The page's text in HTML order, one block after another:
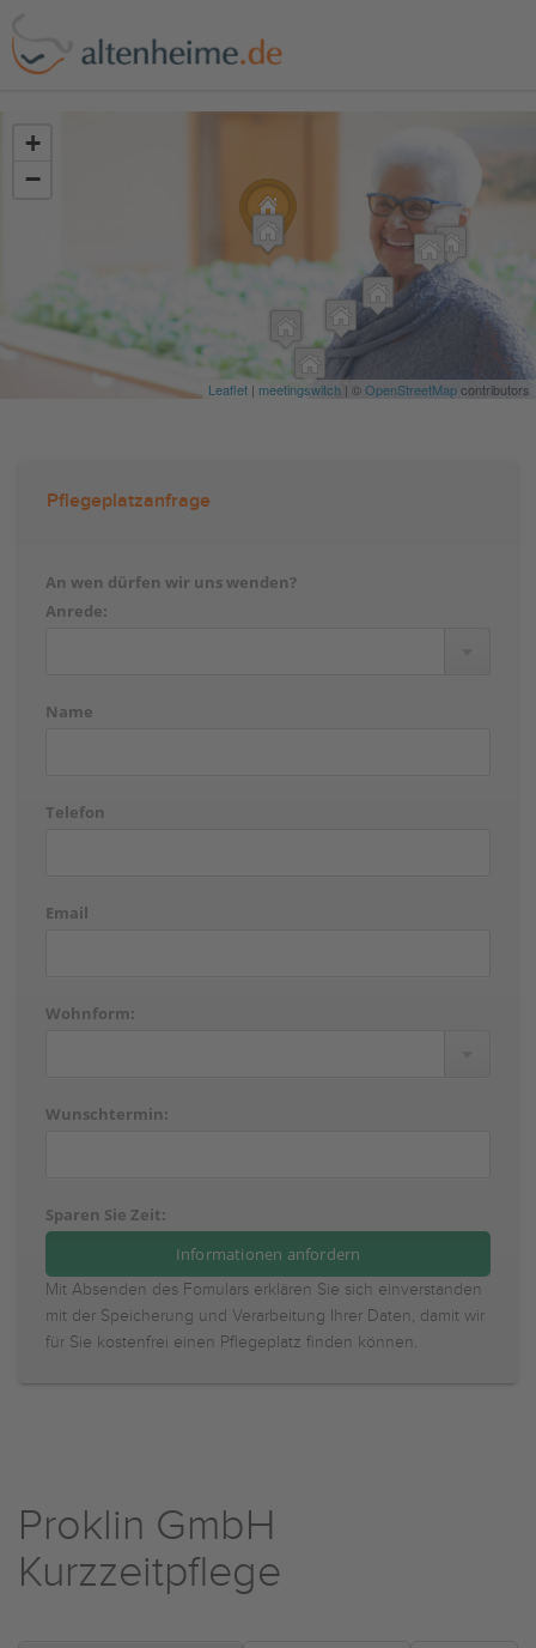
+
−
Leaflet | meetingswitch | ©OpenStreetMapcontributors
Pflegeplatzanfrage
An wen dürfen wir uns wenden?
Anrede:
Name
Telefon
Email
Wohnform:
Wunschtermin:
Sparen Sie Zeit:
Mit Absenden des Fomulars erklären Sie sich einverstanden
mit der Speicherung und Verarbeitung Ihrer Daten, damit wir
für Sie kostenfrei einen Pflegeplatz finden können.
Proklin GmbH
Kurzzeitpflege